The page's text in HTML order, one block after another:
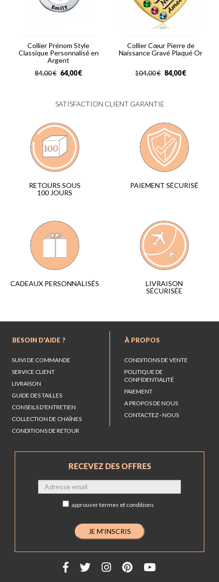
Collier Prénom Style
Classique Personnalisé en
Argent
€
84,00 €
64,00
Collier Cœur Pierre de
Naissance Gravé Plaqué Or
€
104,00 €
84,00
SATISFACTION CLIENT GARANTIE
RETOURS SOUS
100 JOURS
PAIEMENT SÉCURISÉ
CADEAUX PERSONNALISÉS
LIVRAISON
SÉCURISÉE
BESOIN D'AIDE ?
SUIVI DE COMMANDE
SERVICE CLIENT
LIVRAISON
GUIDE DES TAILLES
CONSEILS D'ENTRETIEN
COLLECTION DE CHAÎNES
CONDITIONS DE RETOUR
À PROPOS
CONDITIONS DE VENTE
POLITIQUE DE
CONFIDENTIALITÉ
PAIEMENT
A PROPOS DE NOUS
CONTACTEZ - NOUS
RECEVEZ DES OFFRES
approuvertermes et conditions